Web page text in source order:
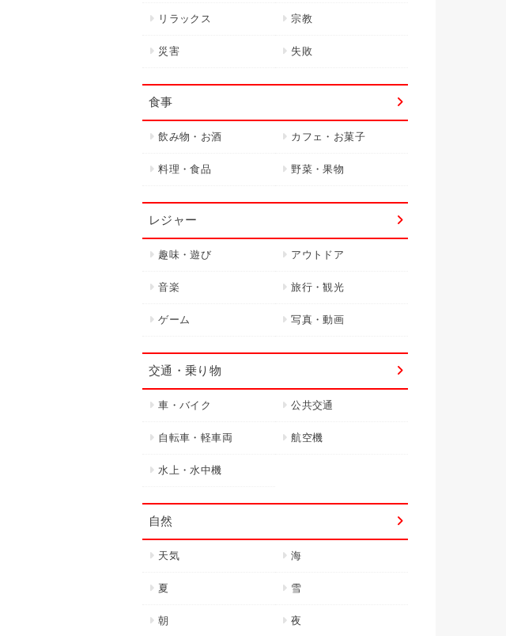
リラックス 宗教
災害 失敗
食事
飲み物・お酒 カフェ・お菓子
料理・食品 野菜・果物
レジャー
趣味・遊び アウトドア
音楽 旅行・観光
ゲーム 写真・動画
交通・乗り物
車・バイク 公共交通
自転車・軽車両 航空機
水上・水中機
自然
天気 海
夏 雪
朝 夜